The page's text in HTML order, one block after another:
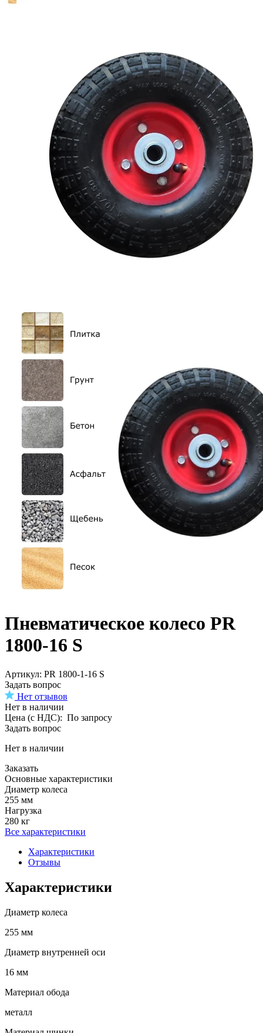
Пневматическое колесо PR
1800-16 S
Aртикул: PR 1800-1-16 S
Задать вопрос
Нет отзывов
Нет в наличии
Цена (с НДС): По запросу
Задать вопрос
Нет в наличии
Заказать
Основные характеристики
Диаметр колеса
255 мм
Нагрузка
280 кг
Все характеристики
Характеристики
Отзывы
Характеристики
Диаметр колеса
255 мм
Диаметр внутренней оси
16 мм
Материал обода
металл